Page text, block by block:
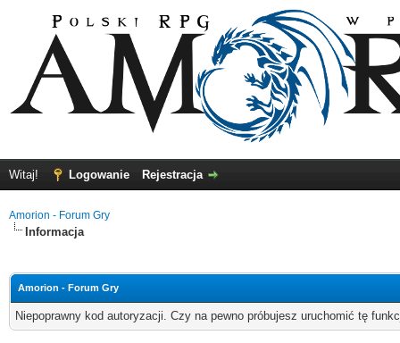
Witaj! Logowanie Rejestracja
Amorion - Forum Gry
Informacja
Amorion - Forum Gry
Niepoprawny kod autoryzacji. Czy na pewno próbujesz uruchomić tę